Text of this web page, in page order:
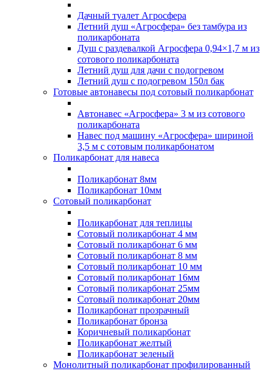
Дачный туалет Агросфера
Летний душ «Агросфера» без тамбура из
поликарбоната
Душ с раздевалкой Агросфера 0,94×1,7 м из
сотового поликарбоната
Летний душ для дачи с подогревом
Летний душ с подогревом 150л бак
Готовые автонавесы под сотовый поликарбонат
Автонавес «Агросфера» 3 м из сотового
поликарбоната
Навес под машину «Агросфера» шириной
3,5 м с сотовым поликарбонатом
Поликарбонат для навеса
Поликарбонат 8мм
Поликарбонат 10мм
Сотовый поликарбонат
Поликарбонат для теплицы
Сотовый поликарбонат 4 мм
Сотовый поликарбонат 6 мм
Сотовый поликарбонат 8 мм
Сотовый поликарбонат 10 мм
Сотовый поликарбонат 16мм
Сотовый поликарбонат 25мм
Сотовый поликарбонат 20мм
Поликарбонат прозрачный
Поликарбонат бронза
Коричневый поликарбонат
Поликарбонат желтый
Поликарбонат зеленый
Монолитный поликарбонат профилированный